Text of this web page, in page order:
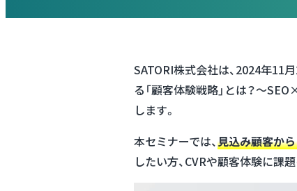
SATORI株式会社は、2024年11
る「顧客体験戦略」とは？〜
します。
本セミナーでは、見込み顧客から
したい方、CVRや顧客体験に課